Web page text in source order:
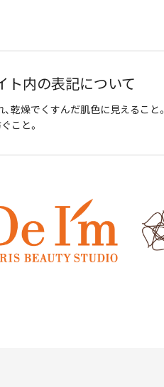
ト内の表記について
乾燥でくすんだ肌色に見えること。
こと。